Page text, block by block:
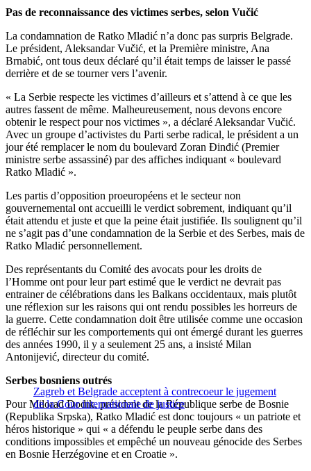
Pas de reconnaissance des victimes serbes, selon Vučić
La condamnation de Ratko Mladić n’a donc pas surpris Belgrade.
Le président, Aleksandar Vučić, et la Première ministre, Ana
Brnabić, ont tous deux déclaré qu’il était temps de laisser le passé
derrière et de se tourner vers l’avenir.
« La Serbie respecte les victimes d’ailleurs et s’attend à ce que les
autres fassent de même. Malheureusement, nous devons encore
obtenir le respect pour nos victimes », a déclaré Aleksandar Vučić.
Avec un groupe d’activistes du Parti serbe radical, le président a un
jour été remplacer le nom du boulevard Zoran Đinđić (Premier
ministre serbe assassiné) par des affiches indiquant « boulevard
Ratko Mladić ».
Les partis d’opposition proeuropéens et le secteur non
gouvernemental ont accueilli le verdict sobrement, indiquant qu’il
était attendu et juste et que la peine était justifiée. Ils soulignent qu’il
ne s’agit pas d’une condamnation de la Serbie et des Serbes, mais de
Ratko Mladić personnellement.
Des représentants du Comité des avocats pour les droits de
l’Homme ont pour leur part estimé que le verdict ne devrait pas
entrainer de célébrations dans les Balkans occidentaux, mais plutôt
une réflexion sur les raisons qui ont rendu possibles les horreurs de
la guerre. Cette condamnation doit être utilisée comme une occasion
de réfléchir sur les comportements qui ont émergé durant les guerres
des années 1990, il y a seulement 25 ans, a insisté Milan
Antonijević, directeur du comité.
Zagreb et Belgrade acceptent à contrecoeur le jugement
de la Cour internationale de justice
Serbes bosniens outrés
Pour Milorad Dodik, président de la République serbe de Bosnie
(Republika Srpska), Ratko Mladić est donc toujours « un patriote et
héros historique » qui « a défendu le peuple serbe dans des
conditions impossibles et empêché un nouveau génocide des Serbes
en Bosnie Herzégovine et en Croatie ».